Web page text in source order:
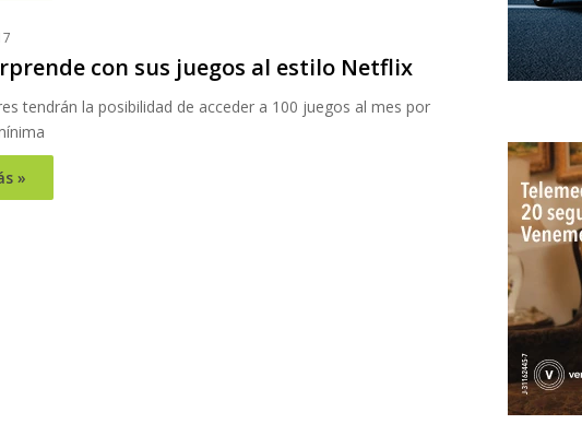
con sus juegos al estilo Netflix
tendrán la posibilidad de acceder a 100 juegos al mes por
»